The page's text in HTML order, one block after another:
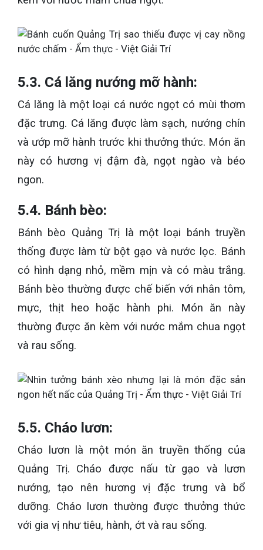
5.3. Cá lăng nướng mỡ hành:
Cá lăng là một loại cá nước ngọt có mùi thơm
đặc trưng. Cá lăng được làm sạch, nướng chín
và ướp mỡ hành trước khi thưởng thức. Món ăn
này có hương vị đậm đà, ngọt ngào và béo
ngon.
5.4. Bánh bèo:
Bánh bèo Quảng Trị là một loại bánh truyền
thống được làm từ bột gạo và nước lọc. Bánh
có hình dạng nhỏ, mềm mịn và có màu trắng.
Bánh bèo thường được chế biến với nhân tôm,
mực, thịt heo hoặc hành phi. Món ăn này
thường được ăn kèm với nước mắm chua ngọt
và rau sống.
5.5. Cháo lươn:
Cháo lươn là một món ăn truyền thống của
Quảng Trị. Cháo được nấu từ gạo và lươn
nướng, tạo nên hương vị đặc trưng và bổ
dưỡng. Cháo lươn thường được thưởng thức
với gia vị như tiêu, hành, ớt và rau sống.